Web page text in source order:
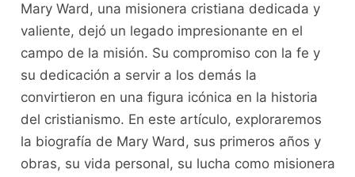
Mary Ward, una misionera cristiana dedicada y
valiente, dejó un legado impresionante en el
campo de la misión. Su compromiso con la fe y
su dedicación a servir a los demás la
convirtieron en una figura icónica en la historia
del cristianismo. En este artículo, exploraremos
la biografía de Mary Ward, sus primeros años y
obras, su vida personal, su lucha como misionera